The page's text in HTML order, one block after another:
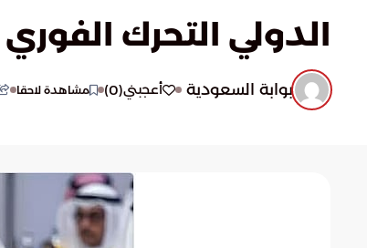
الدولي التحرك
بوابة السعودية أعجبني(
0
) مشاهدة لاحقا